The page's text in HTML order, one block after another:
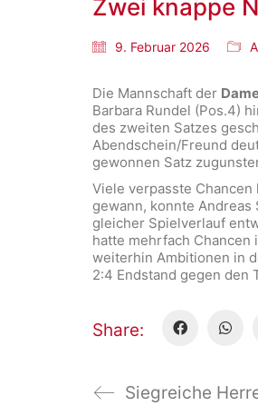
Zwei knappe
9. Februar 2026
Die Mannschaft der
Barbara Rundel (Pos.4)
des zweiten Satzes
Abendschein/Freund
gewonnen Satz
Viele verpasste
gewann, konnte
gleicher Spielverlauf
hatte mehrfach Chancen
weiterhin Ambitionen in
2:4 Endstand gegen den
Share:
Siegreiche